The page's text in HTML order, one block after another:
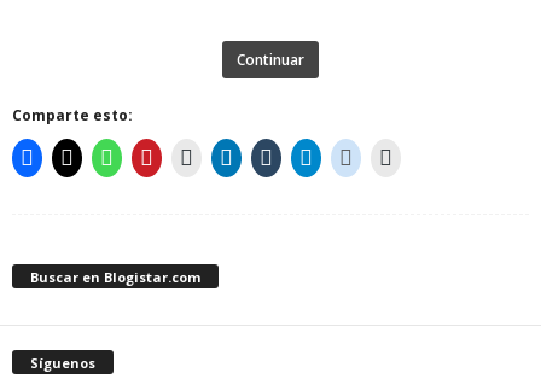
Continuar
Comparte esto:
Buscar en Blogistar.com
Síguenos